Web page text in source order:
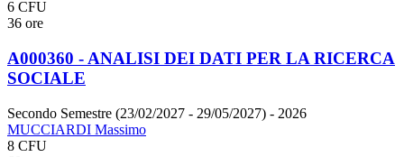
6 CFU
36 ore
A000360 - ANALISI DEI DATI PER LA RICERCA
SOCIALE
Secondo Semestre (23/02/2027 - 29/05/2027) - 2026
MUCCIARDI Massimo
8 CFU